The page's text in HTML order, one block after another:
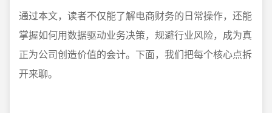
通过本文，读者不仅能了解电商财务的日常操作，还能
掌握如何用数据驱动业务决策，规避行业风险，成为真
正为公司创造价值的会计。下面，我们把每个核心点拆
开来聊。